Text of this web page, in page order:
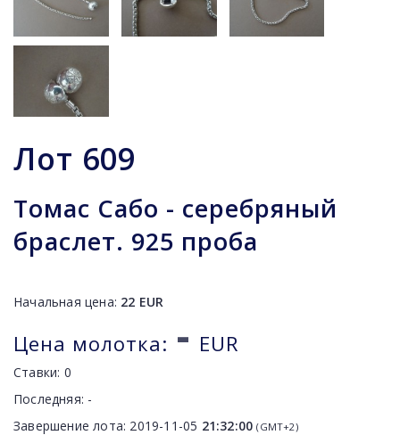
Лот 609
Томас Сабо - серебряный
браслет. 925 проба
Начальная цена: 22 EUR
Цена молотка: - EUR
Ставки: 0
Последняя: -
Завершение лота: 2019-11-05 21:32:00 (GMT+2)